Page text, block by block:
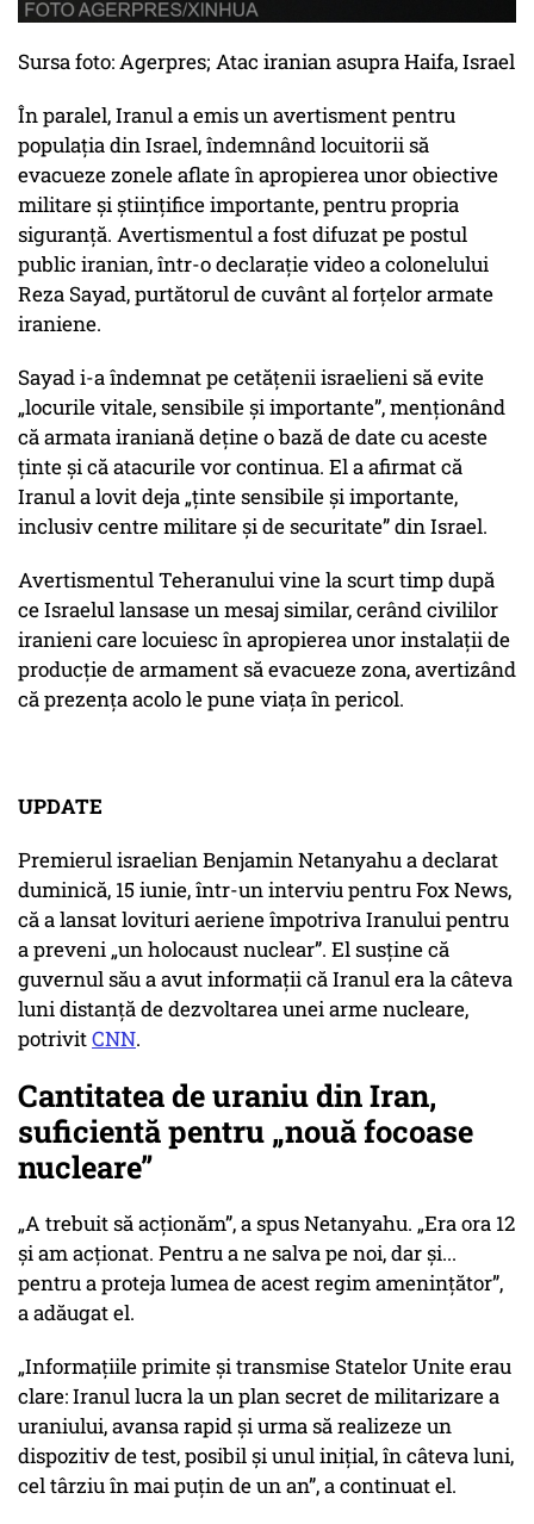
Sursa foto: Agerpres; Atac iranian asupra Haifa, Israel
În paralel, Iranul a emis un avertisment pentru
populația din Israel, îndemnând locuitorii să
evacueze zonele aflate în apropierea unor obiective
militare și științifice importante, pentru propria
siguranță. Avertismentul a fost difuzat pe postul
public iranian, într-o declarație video a colonelului
Reza Sayad, purtătorul de cuvânt al forțelor armate
iraniene.
Sayad i-a îndemnat pe cetățenii israelieni să evite
„locurile vitale, sensibile și importante”, menționând
că armata iraniană deține o bază de date cu aceste
ținte și că atacurile vor continua. El a afirmat că
Iranul a lovit deja „ținte sensibile și importante,
inclusiv centre militare și de securitate” din Israel.
Avertismentul Teheranului vine la scurt timp după
ce Israelul lansase un mesaj similar, cerând civililor
iranieni care locuiesc în apropierea unor instalații de
producție de armament să evacueze zona, avertizând
că prezența acolo le pune viața în pericol.
UPDATE
Premierul israelian Benjamin Netanyahu a declarat
duminică, 15 iunie, într-un interviu pentru Fox News,
că a lansat lovituri aeriene împotriva Iranului pentru
a preveni „un holocaust nuclear”. El susține că
guvernul său a avut informații că Iranul era la câteva
luni distanță de dezvoltarea unei arme nucleare,
potrivitCNN.
Cantitatea de uraniu din Iran,
suficientă pentru „nouă focoase
nucleare”
„A trebuit să acționăm”, a spus Netanyahu. „Era ora 12
și am acționat. Pentru a ne salva pe noi, dar și...
pentru a proteja lumea de acest regim amenințător”,
a adăugat el.
„Informațiile primite și transmise Statelor Unite erau
clare: Iranul lucra la un plan secret de militarizare a
uraniului, avansa rapid și urma să realizeze un
dispozitiv de test, posibil și unul inițial, în câteva luni,
cel târziu în mai puțin de un an”, a continuat el.